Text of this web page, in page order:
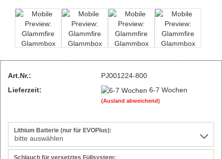
Art.Nr.:
PJ001224-800
Lieferzeit:
6-7 Wochen
(Ausland abweichend)
Lithium Batterie (nur für EVOPlus):